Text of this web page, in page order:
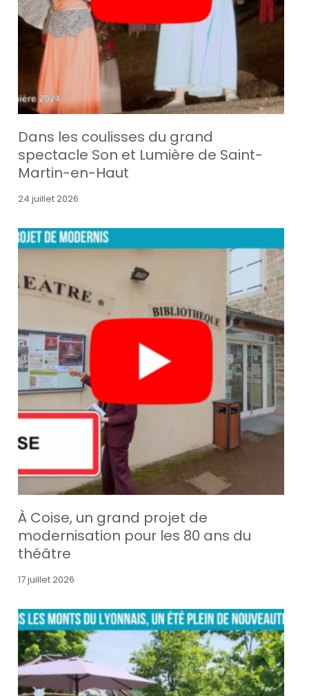
Dans les coulisses du grand
spectacle Son et Lumière de Saint-
Martin-en-Haut
24 juillet 2026
À Coise, un grand projet de
modernisation pour les 80 ans du
théâtre
17 juillet 2026